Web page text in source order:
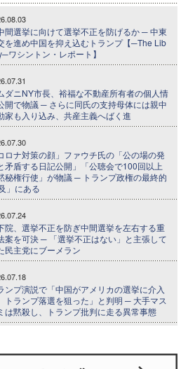
間選挙に向けて選挙不正を防げるか ─ 中東
を進め中国を抑え込むトランプ【─The Lib
ワシントン・レポート】
ダニNY市長、裕福な不動産所有者の個人情
開で物議 ─ さらに同氏の支持母体には親中
家も入り込み、共産主義へばく進
ロナ対策の顔」ファウチ氏の「公の場の発
矛盾する日記公開」「公聴会で100回以上
秘権行使」が物議 ─ トランプ政権の最終的
」にある
院、選挙不正を防ぎ中間選挙を左右する重
案を可決 ─ 「選挙不正はない」と主張して
民主党にブーメラン
ンプ演説で「中国がアメリカの選挙に介入
トランプ落選を狙った」と判明 ─ 大手マス
は黙殺し、トランプ批判に走る異常事態